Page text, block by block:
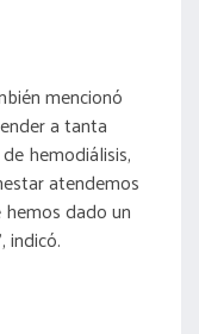
mencionó
a tanta
hemodiálisis,
atendemos
dado un
indicó.